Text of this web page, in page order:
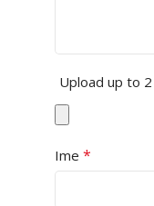
Upload up to
Ime *